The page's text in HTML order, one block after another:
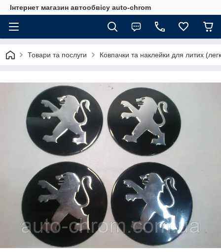
Інтернет магазин автообвісу auto-chrom
Товари та послуги Ковпачки та наклейки для литих